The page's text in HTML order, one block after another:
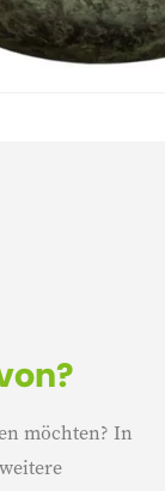
möchten? In